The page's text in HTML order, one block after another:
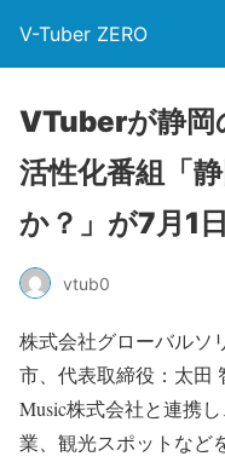
V-Tuber ZERO
VTuberが静岡
活性化番組「
か？」が7月1
vtub0
株式会社グローバルソ
市、代表取締役：太田
Music株式会社と連携
業、観光スポットなど